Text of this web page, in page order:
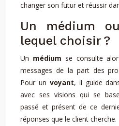
changer son futur et réussir
Un médium
lequel choisir ?
Un médium se consulte
messages de la part des
Pour un voyant, il guide
avec ses visions qui se
passé et présent de ce
réponses que le client cherche.